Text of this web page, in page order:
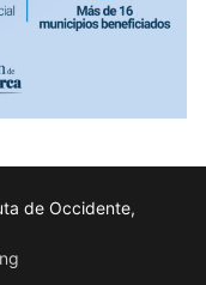
de Occidente,